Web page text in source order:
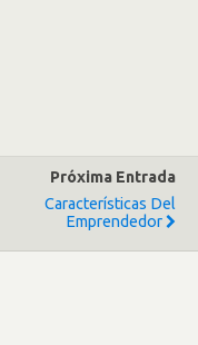
Próxima Entrada
Características Del
Emprendedor